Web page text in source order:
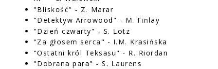
"Bliskość" - Z. Marar
"Detektyw Arrowood" - M. Finlay
"Dzień czwarty" - S. Lotz
"Za głosem serca" - I.M. Krasińska
"Ostatni król Teksasu" - R. Riordan
"Dobrana para" - S. Laurens